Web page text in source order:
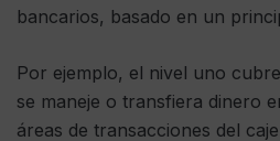
bancarios, basado en un
Por ejemplo, el nivel uno
se maneje o transfiera dinero
áreas de transacciones del